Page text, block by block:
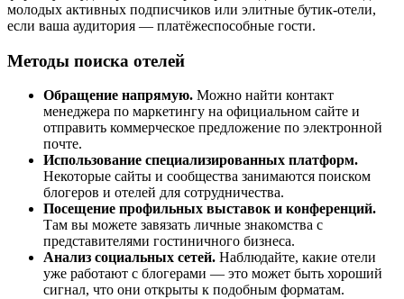
молодых активных подписчиков или элитные бутик-отели,
если ваша аудитория — платёжеспособные гости.
Методы поиска отелей
Обращение напрямую. Можно найти контакт
менеджера по маркетингу на официальном сайте и
отправить коммерческое предложение по электронной
почте.
Использование специализированных платформ.
Некоторые сайты и сообщества занимаются поиском
блогеров и отелей для сотрудничества.
Посещение профильных выставок и конференций.
Там вы можете завязать личные знакомства с
представителями гостиничного бизнеса.
Анализ социальных сетей. Наблюдайте, какие отели
уже работают с блогерами — это может быть хороший
сигнал, что они открыты к подобным форматам.